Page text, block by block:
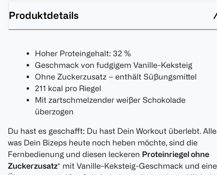
Produktdetails
Hoher Proteingehalt: 32 %
Geschmack von fudgigem Vanille-Keksteig
Ohne Zuckerzusatz – enthält Süßungsmittel
211 kcal pro Riegel
Mit zartschmelzender weißer Schokolade
überzogen
Du hast es geschafft: Du hast Dein Workout überlebt.
was Dein Bizeps heute noch heben möchte, sind die
Fernbedienung und diesen leckeren Proteinriegel ohne
Zuckerzusatz* mit Vanille-Keksteig-Geschmack und